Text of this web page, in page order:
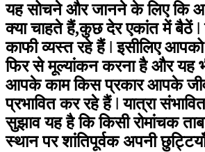
यह सोचने और जानने के लिए कि
क्या चाहते हैं,कुछ देर एकांत में बैठें
काफी व्यस्त रहे हैं ǀ इसीलिए
फिर से मूल्यांकन करना है और यह
आपके काम किस प्रकार आपके
प्रभावित कर रहे हैं ǀ यात्रा
सुझाव यह है कि किसी रोमांचक
स्थान पर शांतिपूर्वक अपनी छुट्टियाँ